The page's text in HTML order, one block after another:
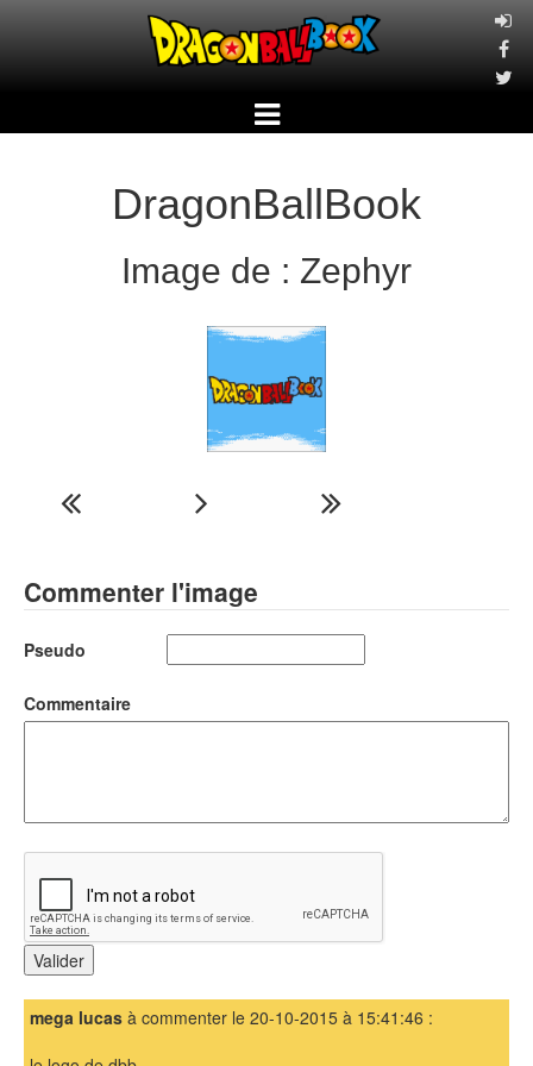
DragonBallBook
Image de : Zephyr
Commenter l'image
Pseudo
Commentaire
mega lucas à commenter le 20-10-2015 à 15:41:46 :